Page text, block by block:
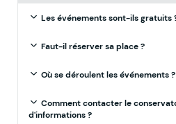
Les événements sont-ils gratuits
Faut-il réserver sa place ?
Où se déroulent les événements ?
Comment contacter le
d'informations ?